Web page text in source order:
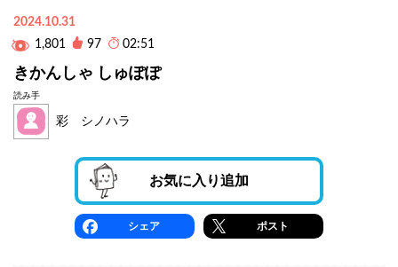
2024.10.31
1,801
97 02:51
きかんしゃ しゅぽぽ
読み手
彩 シノハラ
お気に入り追加
シェア ポスト